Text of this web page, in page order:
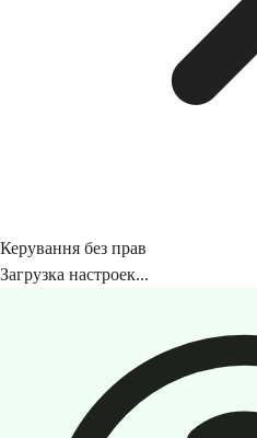
Керування без прав
Загрузка настроек...